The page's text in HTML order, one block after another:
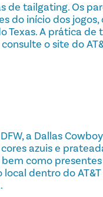
de tailgating. Os
do início dos
Texas. A prática de
o site do
a Dallas
azuis e
como
dentro do